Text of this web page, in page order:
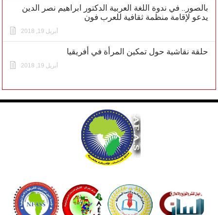
بالصور.. في ندوة اللغة العربية الدكتور ابراهيم نصر الدين
يدعو لإقامة منظمة ثقافية للعرب فون
أبريل 19, 2018
حلقة نقاشية حول تمكين المرأة في أفريقيا
أبريل 19, 2018